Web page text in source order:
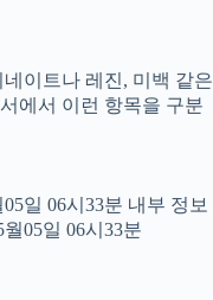
이트나 레진, 미백 같은
에서 이런 항목을 구분
일 06시33분 내부 정보
05일 06시33분